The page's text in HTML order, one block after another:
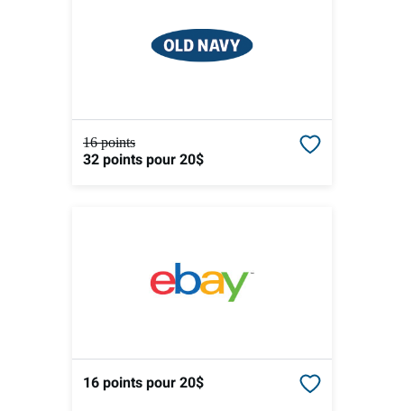
16 points
32 pointspour 20$
16 pointspour 20$